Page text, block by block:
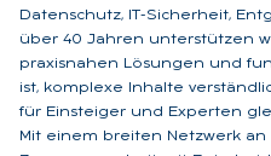
Datenschutz, IT-Sicherheit,
über 40 Jahren unterstützen
praxisnahen Lösungen und
ist, komplexe Inhalte
für Einsteiger und Experten
Mit einem breiten Netzwerk